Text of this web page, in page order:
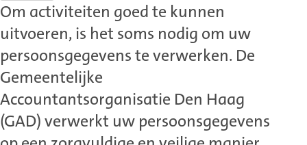
Om activiteiten goed te kunnen
uitvoeren, is het soms nodig om uw
persoonsgegevens te verwerken. De
Gemeentelijke
Accountantsorganisatie Den Haag
(GAD) verwerkt uw persoonsgegevens